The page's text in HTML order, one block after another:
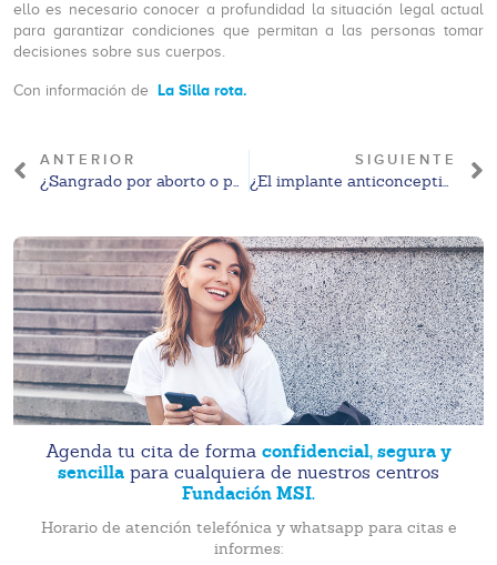
ello es necesario conocer a profundidad la situación legal actual
para garantizar condiciones que permitan a las personas tomar
decisiones sobre sus cuerpos.
Con información de La Silla rota.
ANTERIOR
¿Sangrado por aborto o por tu regla?
SIGUIENTE
¿El implante anticonceptivo engorda?
Agenda tu cita de forma confidencial, segura y
sencilla para cualquiera de nuestros centros
Fundación MSI.
Horario de atención telefónica y whatsapp para citas e
informes: